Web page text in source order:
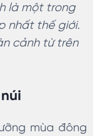
là một trong
nhất thế giới.
cảnh từ trên
mùa đông